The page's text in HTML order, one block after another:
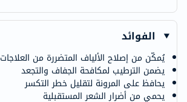
الفوائد
يُمكّن من إصلاح الألياف المتضررة من العلاجات
يضمن الترطيب لمكافحة الجفاف والتجعد
يحافظ على المرونة لتقليل خطر التكسر
يحمي من أضرار الشعر المستقبلية